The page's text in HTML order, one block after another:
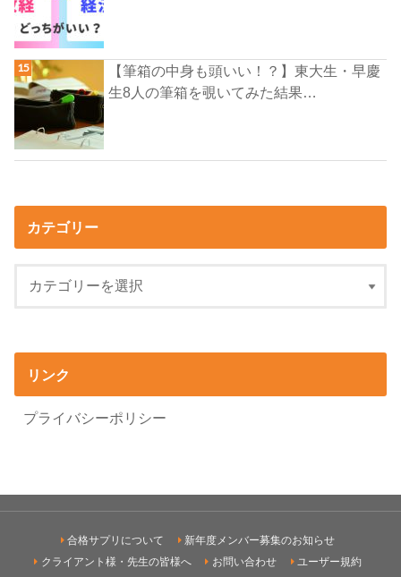
【筆箱の中身も頭いい！？】東大生・早慶
生8人の筆箱を覗いてみた結果…
カテゴリー
リンク
プライバシーポリシー
合格サプリについて
新年度メンバー募集のお知らせ
クライアント様・先生の皆様へ
お問い合わせ ユーザー規約